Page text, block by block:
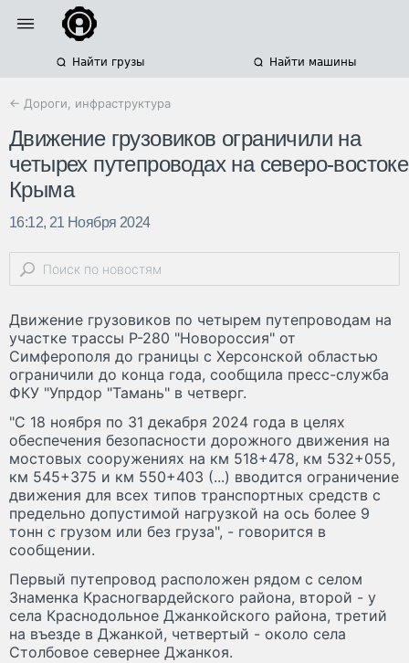
Найти грузы Найти машины
← Дороги, инфраструктура
Движение грузовиков ограничили на
четырех путепроводах на северо-востоке
Крыма
16:12, 21 Ноября 2024
Движение грузовиков по четырем путепроводам на
участке трассы Р-280 "Новороссия" от
Симферополя до границы с Херсонской областью
ограничили до конца года, сообщила пресс-служба
ФКУ "Упрдор "Тамань" в четверг.
"С 18 ноября по 31 декабря 2024 года в целях
обеспечения безопасности дорожного движения на
мостовых сооружениях на км 518+478, км 532+055,
км 545+375 и км 550+403 (...) вводится ограничение
движения для всех типов транспортных средств с
предельно допустимой нагрузкой на ось более 9
тонн с грузом или без груза", - говорится в
сообщении.
Первый путепровод расположен рядом с селом
Знаменка Красногвардейского района, второй - у
села Краснодольное Джанкойского района, третий
на въезде в Джанкой, четвертый - около села
Столбовое севернее Джанкоя.